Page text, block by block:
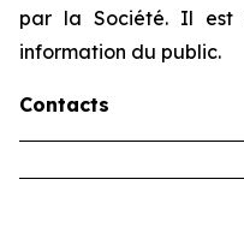
par la Société. Il est
information du public.
Contacts